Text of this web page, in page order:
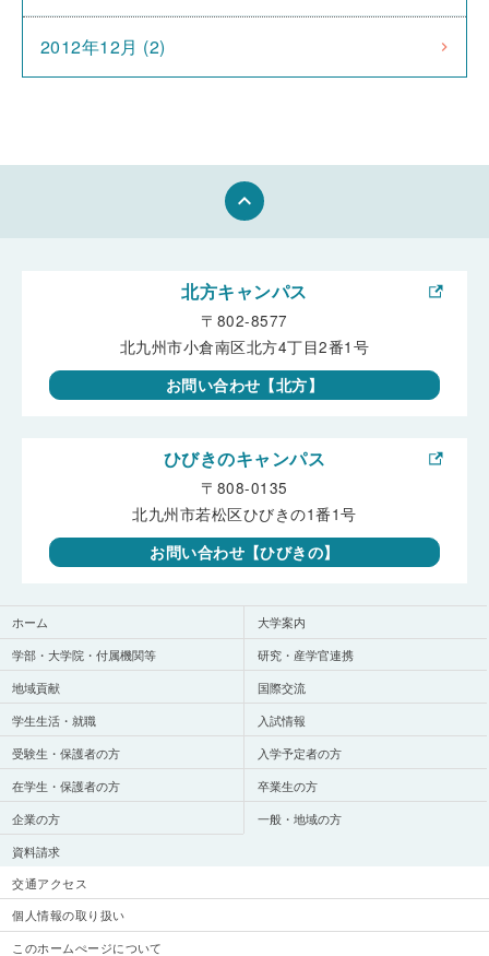
2012年12月 (2)
keyboard_arrow_up
ホーム
大学案内
学部・大学院・付属機関等
研究・産学官連携
地域貢献
国際交流
学生生活・就職
入試情報
受験生・保護者の方
入学予定者の方
在学生・保護者の方
卒業生の方
企業の方
一般・地域の方
資料請求
北方キャンパス
〒802-8577
北九州市小倉南区北方4丁目2番1号
お問い合わせ【北方】
ひびきのキャンパス
〒808-0135
北九州市若松区ひびきの1番1号
お問い合わせ【ひびきの】
交通アクセス
個人情報の取り扱い
このホームぺージについて